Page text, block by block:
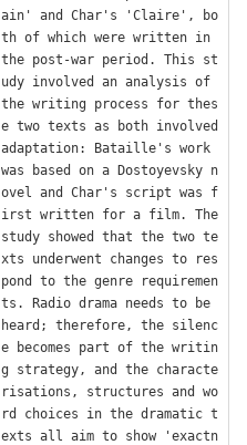
ain' and Char's 'Claire', bo
th of which were written in
the post-war period. This st
udy involved an analysis of
the writing process for thes
e two texts as both involved
adaptation: Bataille's work
was based on a Dostoyevsky n
ovel and Char's script was f
irst written for a film. The
study showed that the two te
xts underwent changes to res
pond to the genre requiremen
ts. Radio drama needs to be
heard; therefore, the silenc
e becomes part of the writin
g strategy, and the characte
risations, structures and wo
rd choices in the dramatic t
exts all aim to show 'exactn